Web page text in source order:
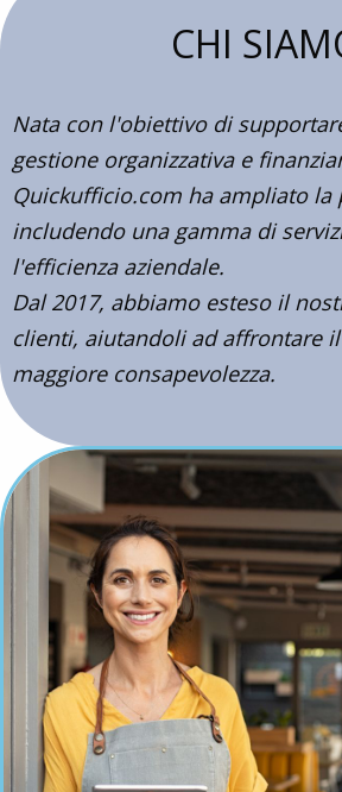
CHI
Nata con l'obiettivo di
gestione organizzativa e
Quickufficio.com ha ampliato la
includendo una gamma di
l'efficienza aziendale.
Dal 2017, abbiamo esteso il
clienti, aiutandoli ad affrontare
maggiore consapevolezza.